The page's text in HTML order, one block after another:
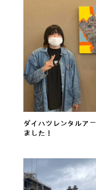
ダイハツレンタルア
ました！